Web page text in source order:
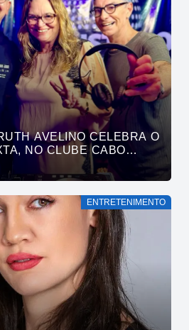
AVELINO CELEBRA O
NO CLUBE CABO
ENTRETENIMENTO